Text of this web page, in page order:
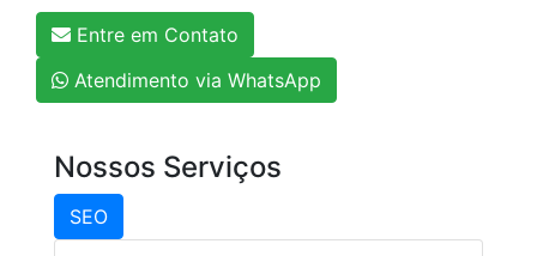
Entre em Contato
Atendimento via WhatsApp
Nossos Serviços
SEO